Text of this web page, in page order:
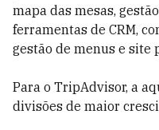
mapa das mesas,
ferramentas de CRM,
gestão de menus e site
Para o TripAdvisor, a
divisões de maior